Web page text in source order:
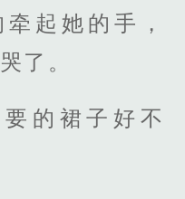
起她的手，
了。
的裙子好不